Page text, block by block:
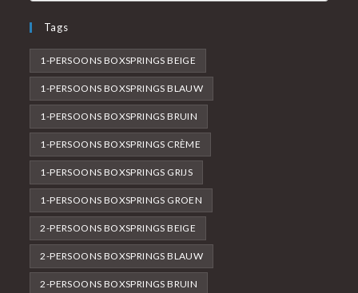
Tags
1-PERSOONS BOXSPRINGS BEIGE
1-PERSOONS BOXSPRINGS BLAUW
1-PERSOONS BOXSPRINGS BRUIN
1-PERSOONS BOXSPRINGS CRÈME
1-PERSOONS BOXSPRINGS GRIJS
1-PERSOONS BOXSPRINGS GROEN
2-PERSOONS BOXSPRINGS BEIGE
2-PERSOONS BOXSPRINGS BLAUW
2-PERSOONS BOXSPRINGS BRUIN